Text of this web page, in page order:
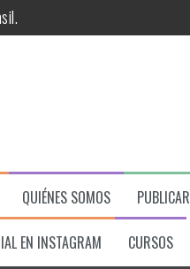
QUIÉNES SOMOS PUBLICAR
EN INSTAGRAM CURSOS